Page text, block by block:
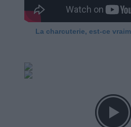
La charcuterie, est-ce